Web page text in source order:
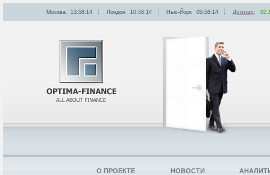
Москва 13:58:14 Лондон 10:58:14 Нью-Йорк 05:58:14 Доллар:
О ПРОЕКТЕ НОВОСТИ